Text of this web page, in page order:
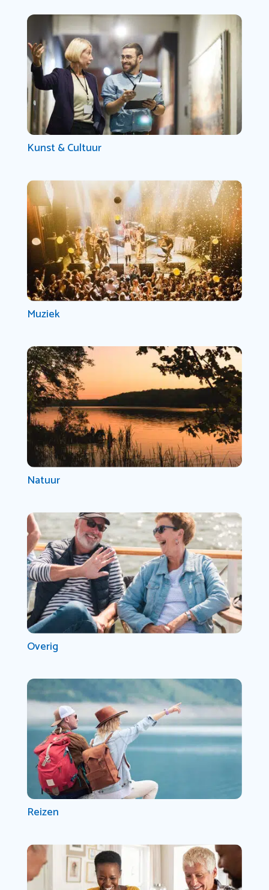
Kunst & Cultuur
Muziek
Natuur
Overig
Reizen